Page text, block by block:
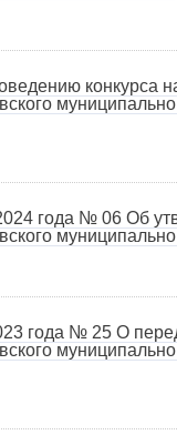
конкурса
года № 06 Об
года № 25 О